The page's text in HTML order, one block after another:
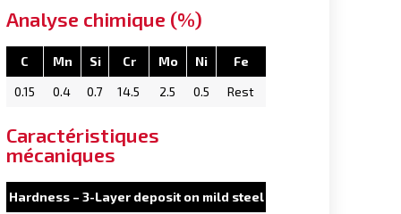
Analyse chimique (%)
C Mn Si Cr Mo Ni
Fe
0.15
0.4 0.7 14.5 2.5 0.5 Rest
Caractéristiques
mécaniques
Hardness – 3-Layer deposit on mild steel